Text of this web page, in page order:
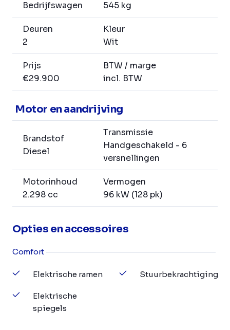
Bedrijfswagen
545 kg
Deuren
2
Kleur
Wit
Prijs
€29.900
BTW / marge
incl. BTW
Motor en aandrijving
Brandstof
Diesel
Transmissie
Handgeschakeld - 6
versnellingen
Motorinhoud
2.298 cc
Vermogen
96 kW (128 pk)
Opties en accessoires
Comfort
Elektrische ramen
Elektrische
spiegels
Stuurbekrachtiging